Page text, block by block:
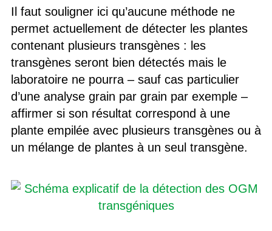
Il faut souligner ici qu’aucune méthode ne
permet actuellement de détecter les plantes
contenant plusieurs transgènes : les
transgènes seront bien détectés mais le
laboratoire ne pourra – sauf cas particulier
d’une analyse grain par grain par exemple –
affirmer si son résultat correspond à une
plante empilée avec plusieurs transgènes ou à
un mélange de plantes à un seul transgène.